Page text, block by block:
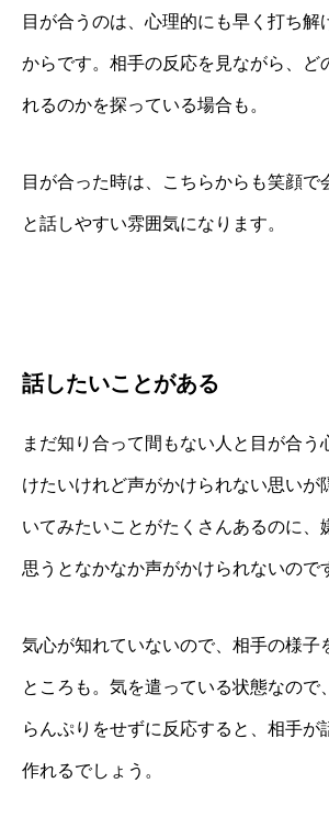
目が合うのは、心理的にも早く打ち解
からです。相手の反応を見ながら、ど
れるのかを探っている場合も。
目が合った時は、こちらからも笑顔で
と話しやすい雰囲気になります。
話したいことがある
まだ知り合って間もない人と目が合う
けたいけれど声がかけられない思いが
いてみたいことがたくさんあるのに
思うとなかなか声がかけられないので
気心が知れていないので、相手の様子
ところも。気を遣っている状態なので
らんぷりをせずに反応すると、相手が
作れるでしょう。